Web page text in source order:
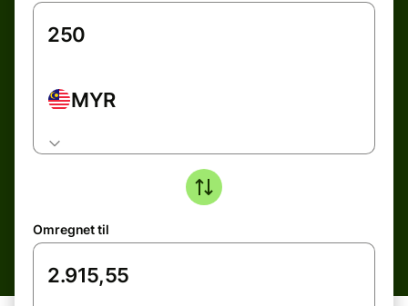
MYR
Omregnet til